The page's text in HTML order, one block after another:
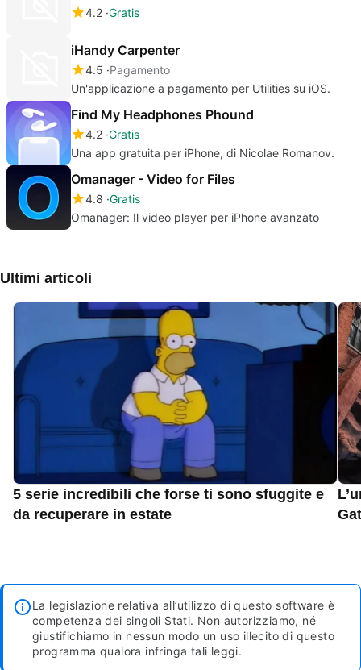
4.2 Gratis
iHandy Carpenter
4.5 Pagamento
Un'applicazione a pagamento per Utilities su iOS.
Find My Headphones Phound
4.2 Gratis
Una app gratuita per iPhone, di Nicolae Romanov.
Omanager - Video for Files
4.8 Gratis
Omanager: Il video player per iPhone avanzato
Ultimi articoli
5 serie incredibili che forse ti sono sfuggite e
da recuperare in estate
La legislazione relativa all’utilizzo di questo software è
competenza dei singoli Stati. Non autorizziamo, né
giustifichiamo in nessun modo un uso illecito di questo
programma qualora infringa tali leggi.